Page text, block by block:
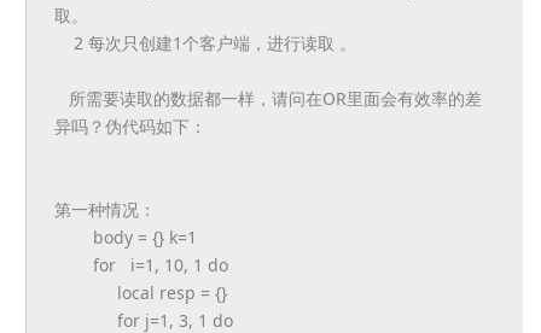
取。
2 每次只创建1个客户端，进行读取 。
所需要读取的数据都一样，请问在OR里面会有效率的差
异吗？ 伪代码如下：
第一种情况：
body = {} k=1
for i=1, 10, 1 do
local resp = {}
for j=1, 3, 1 do